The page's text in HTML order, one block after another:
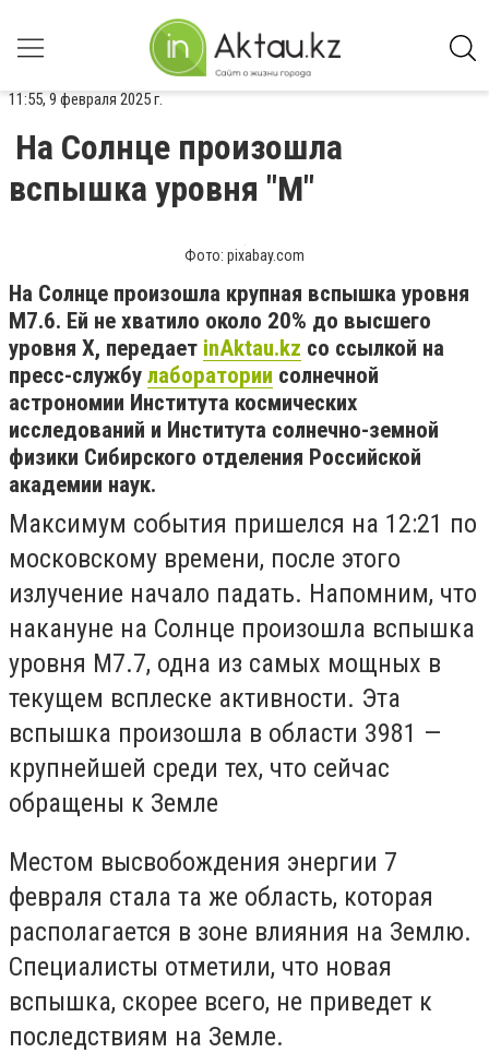
11:55, 9 февраля 2025 г.
На Солнце произошла
вспышка уровня "M"
Фото: pixabay.com
На Солнце произошла крупная вспышка уровня
M7.6. Ей не хватило около 20% до высшего
уровня X, передает inAktau.kz со ссылкой на
пресс-службу лаборатории солнечной
астрономии Института космических
исследований и Института солнечно-земной
физики Сибирского отделения Российской
академии наук.
Максимум события пришелся на 12:21 по
московскому времени, после этого
излучение начало падать. Напомним, что
накануне на Солнце произошла вспышка
уровня M7.7, одна из самых мощных в
текущем всплеске активности. Эта
вспышка произошла в области 3981 —
крупнейшей среди тех, что сейчас
обращены к Земле
Местом высвобождения энергии 7
февраля стала та же область, которая
располагается в зоне влияния на Землю.
Специалисты отметили, что новая
вспышка, скорее всего, не приведет к
последствиям на Земле.